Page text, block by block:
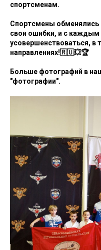
спортсменам.
Спортсмены
свои ошибки, и с каждым
усовершенствоваться, в
направлениях!🇷🇺💥🏆
Больше фотографий в
"фотографии".